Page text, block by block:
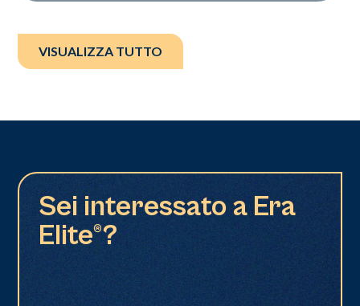
VISUALIZZA TUTTO
Sei interessato a Era
Elite®?